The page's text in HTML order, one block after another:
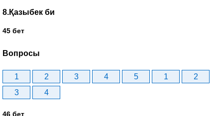
8.Қазыбек би
45 бет
Вопросы
1 2 3 4 5 1
2
3
4
46 бет